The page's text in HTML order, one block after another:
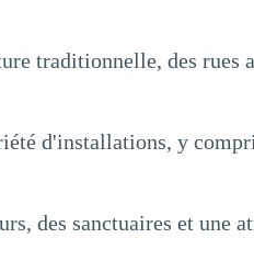
traditionnelle, des rues
d'installations, y
des sanctuaires et une